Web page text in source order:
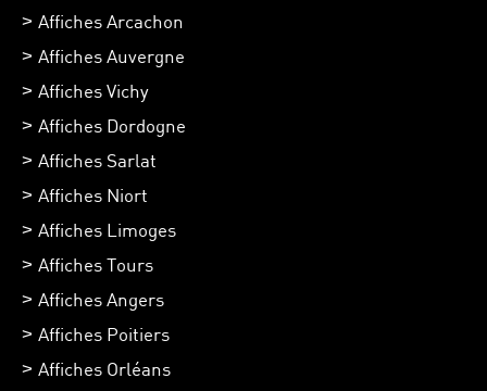
Affiches Arcachon
Affiches Auvergne
Affiches Vichy
Affiches Dordogne
Affiches Sarlat
Affiches Niort
Affiches Limoges
Affiches Tours
Affiches Angers
Affiches Poitiers
Affiches Orléans